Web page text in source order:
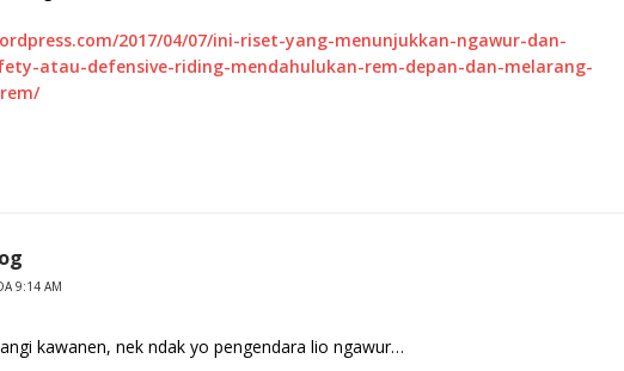
2017/04/07/ini-riset-yang-menunjukkan-ngawur-dan-
atau-defensive-riding-mendahulukan-rem-depan-dan-melarang-
9:14 AM
kawanen, nek ndak yo pengendara lio ngawur…